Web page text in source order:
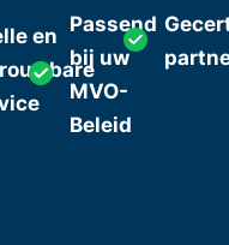
en Passend
bij uw
MVO-
Beleid